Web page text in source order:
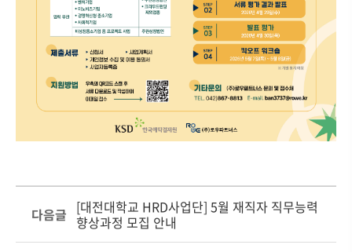
다음글 [대전대학교 HRD사업단] 5월 재직자 직무능력
향상과정 모집 안내